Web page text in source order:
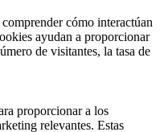
cómo interactúan
ayudan a proporcionar
de visitantes, la tasa de
proporcionar a los
relevantes. Estas